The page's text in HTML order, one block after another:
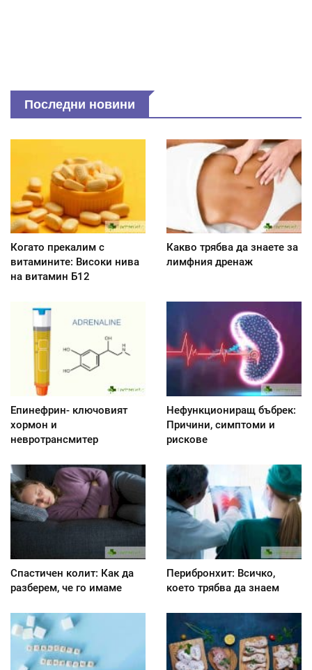
Последни новини
Когато прекалим с
витамините: Високи нива
на витамин Б12
Какво трябва да знаете за
лимфния дренаж
Епинефрин- ключовият
хормон и
невротрансмитер
Нефункциониращ бъбрек:
Причини, симптоми и
рискове
Спастичен колит: Как да
разберем, че го имаме
Перибронхит: Всичко,
което трябва да знаем